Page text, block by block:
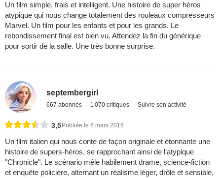
Un film simple, frais et intelligent. Une histoire de super héros
atypique qui nous change totalement des rouleaux compresseurs
Marvel. Un film pour les enfants et pour les grands. Le
rebondissement final est bien vu. Attendez la fin du générique
pour sortir de la salle. Une très bonne surprise.
septembergirl
667 abonnés 1 070 critiques Suivre son activité
3,5Publiée le 6 mars 2016
Un film italien qui nous conte de façon originale et étonnante une
histoire de supers-héros, se rapprochant ainsi de l’atypique
"Chronicle". Le scénario mêle habilement drame, science-fiction
et enquête policière, alternant un réalisme léger, drôle et sensible,